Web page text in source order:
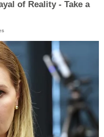
of Reality - Take a